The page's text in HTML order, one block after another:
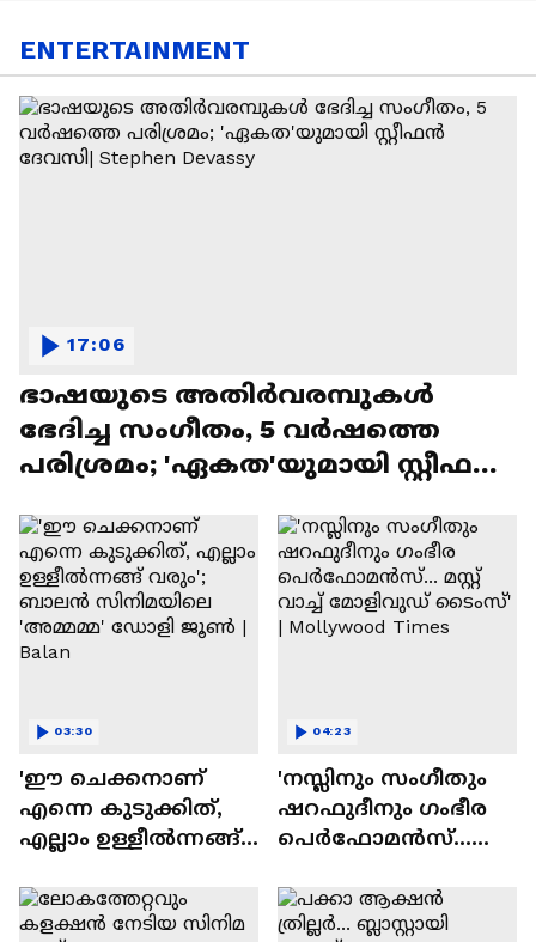
ENTERTAINMENT
ഭാഷയുടെ അതിർവരമ്പുകൾ
ഭേദിച്ച സംഗീതം, 5 വർഷത്തെ
പരിശ്രമം; 'ഏകത'യുമായി സ്റ്റീഫൻ
17:06
'ഈ ചെക്കനാണ്
എന്നെ കുടുക്കിത്,
എല്ലാം ഉള്ളീൽന്നങ്ങ്
സിനിമയിലെ
'അമ്മമ്മ' ഡോളി
03:30
'നസ്ലിനും സംഗീതും
ഷറഫുദീനും ഗംഭീര
പെർഫോമൻസ്...
ടൈംസ്' | Mollywood
Times
04:23